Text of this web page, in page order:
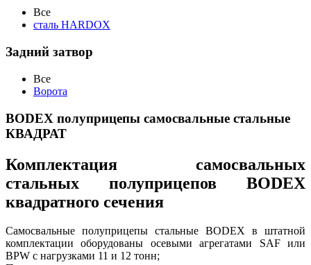
Все
сталь HARDOX
Задний затвор
Все
Ворота
BODEX полуприцепы самосвальные стальные
КВАДРАТ
Комплектация самосвальных
стальных полуприцепов BODEX
квадратного сечения
Самосвальные полуприцепы стальные BODEX в штатной
комплектации оборудованы осевыми агрегатами SAF или
BPW с нагрузками 11 и 12 тонн;